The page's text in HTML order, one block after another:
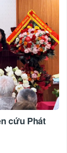
cứu Phát